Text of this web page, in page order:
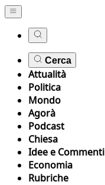
Cerca
Attualità
Politica
Mondo
Agorà
Podcast
Chiesa
Idee e Commenti
Economia
Rubriche